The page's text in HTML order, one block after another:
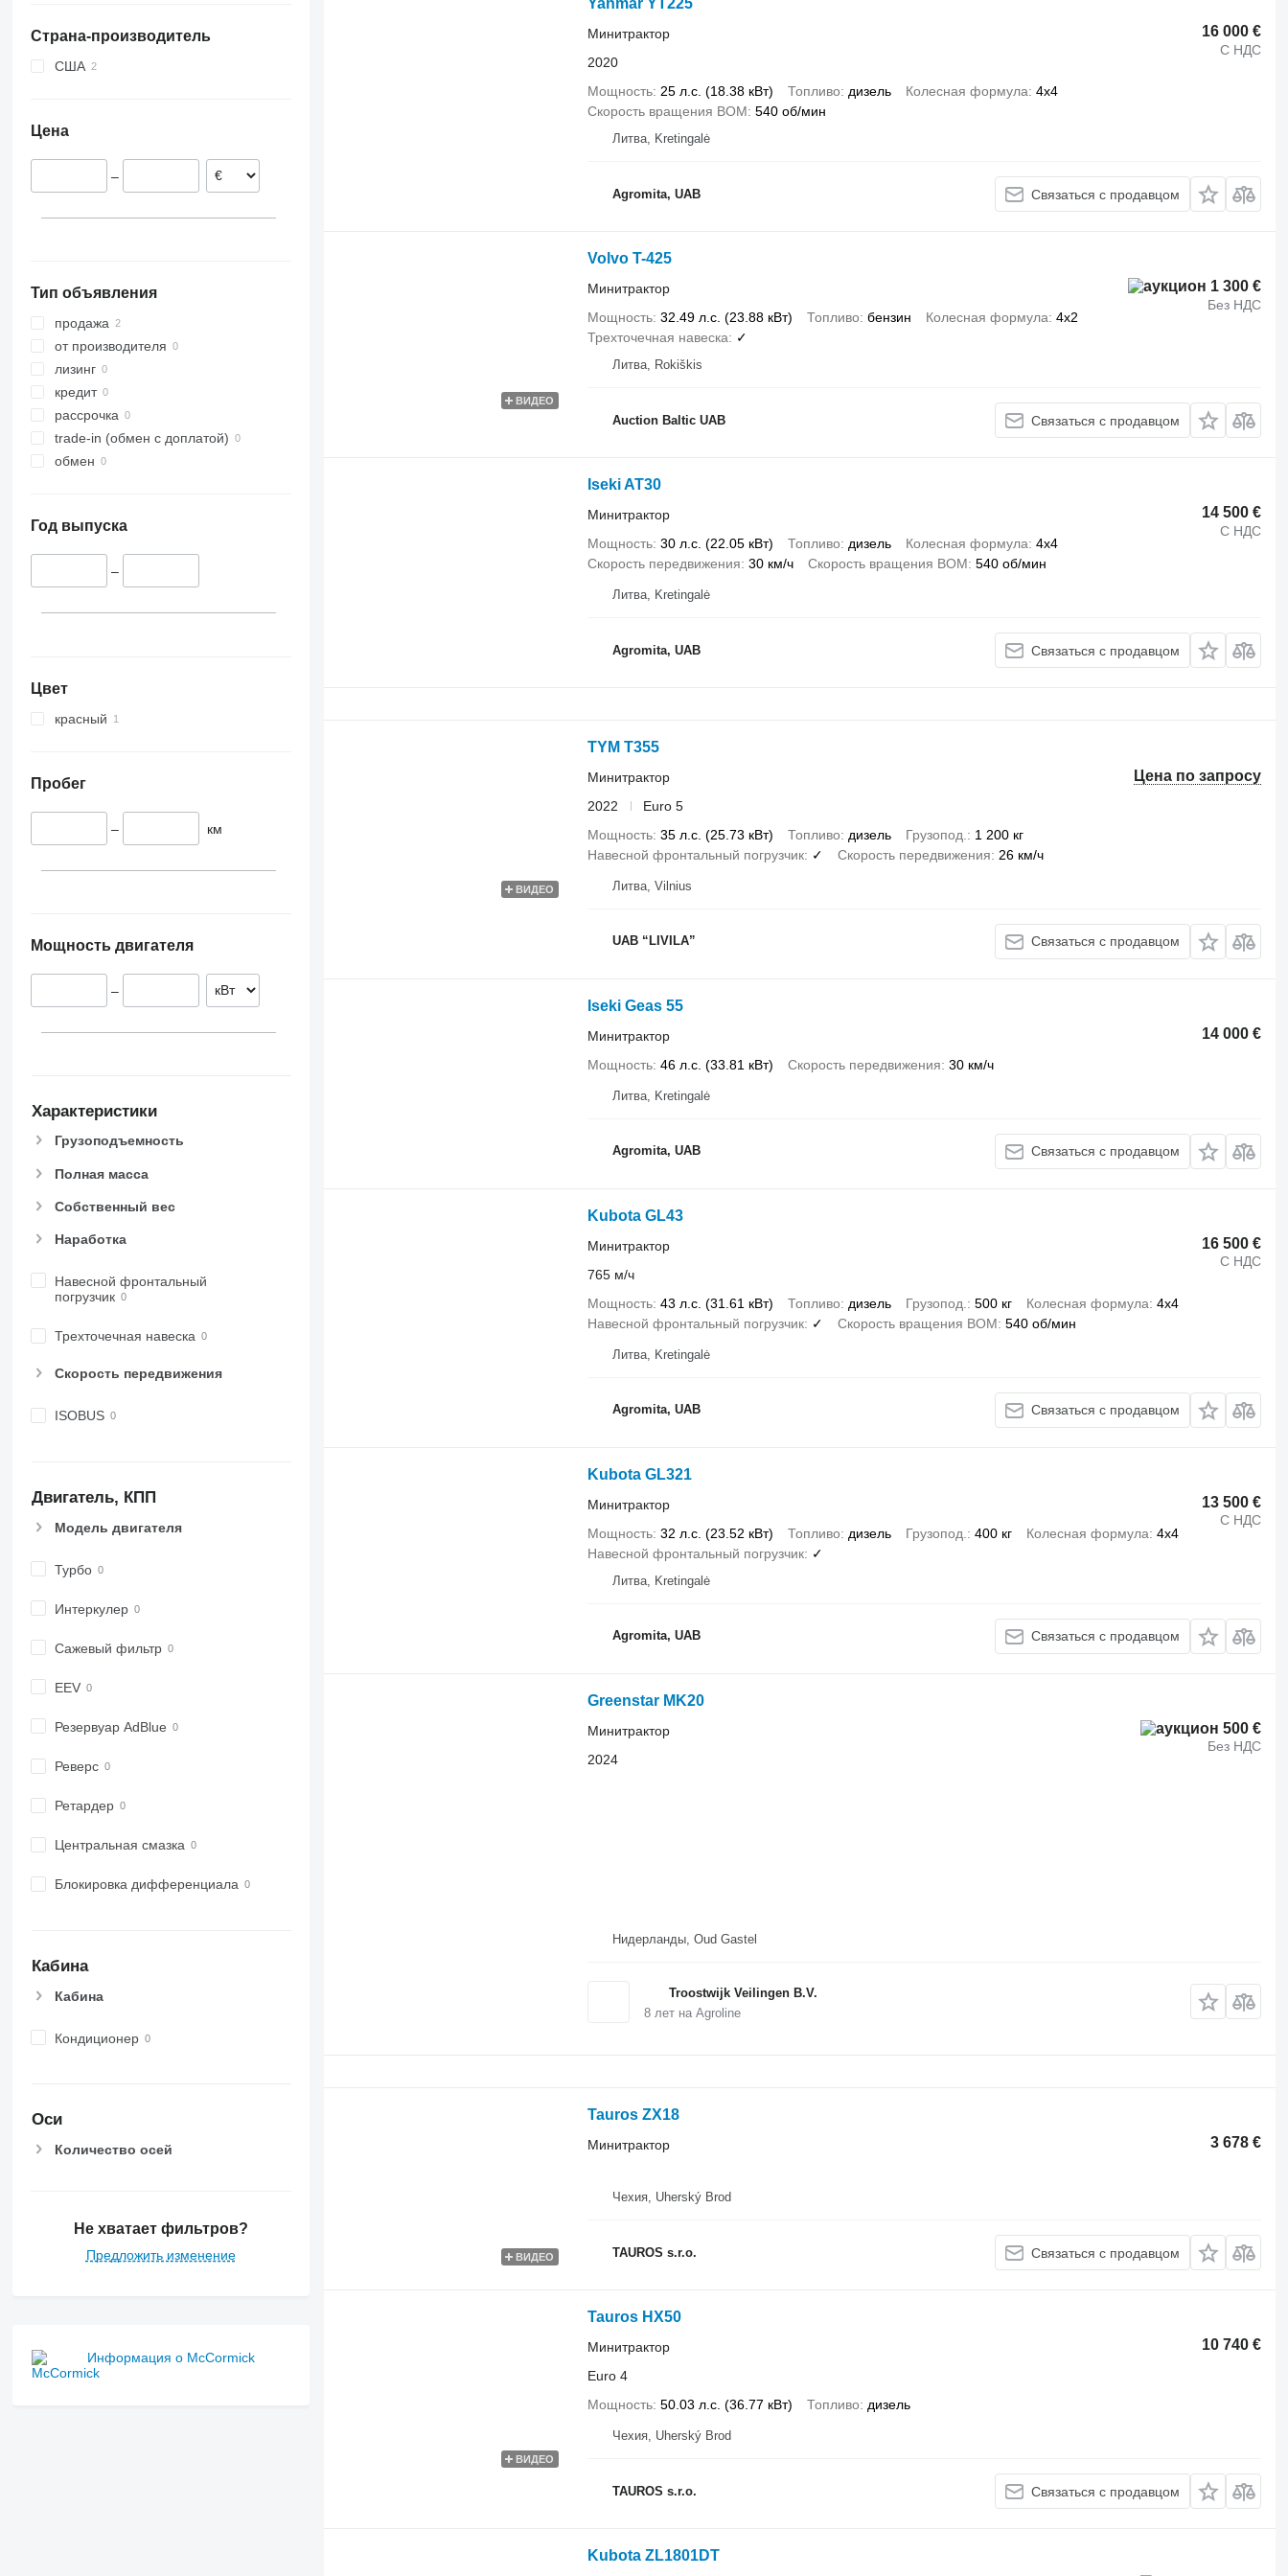
Страна-производитель
США
Цена
–
Тип объявления
продажа
от производителя
лизинг
кредит
рассрочка
trade-in (обмен с доплатой)
обмен
Год выпуска
–
Цвет
красный
Пробег
– км
Мощность двигателя
–
Характеристики
Грузоподъемность
Полная масса
Собственный вес
Наработка
Навесной фронтальный
погрузчик
Трехточечная навеска
Скорость передвижения
ISOBUS
Двигатель, КПП
Модель двигателя
Турбо
Интеркулер
Сажевый фильтр
EEV
Резервуар AdBlue
Реверс
Ретардер
Центральная смазка
Блокировка дифференциала
Кабина
Кабина
Кондиционер
Оси
Количество осей
Не хватает фильтров?
Предложить изменение
Информация о McCormick
Yanmar YT225
16 000 €
С НДС
Минитрактор
2020
Мощность 25 л.с. (18.38 кВт) Топливо дизель Колесная формула 4x4
Скорость вращения ВОМ 540 об/мин
Литва, Kretingalė
Agromita, UAB Связаться с продавцом
ВИДЕО
Volvo T-425
1 300 €
Без НДС
Минитрактор
Мощность 32.49 л.с. (23.88 кВт) Топливо бензин Колесная формула 4x2
Трехточечная навеска
✓
Литва, Rokiškis
Auction Baltic UAB Связаться с продавцом
Iseki AT30
14 500 €
С НДС
Минитрактор
Мощность 30 л.с. (22.05 кВт) Топливо дизель Колесная формула 4x4
Скорость передвижения 30 км/ч Скорость вращения ВОМ 540 об/мин
Литва, Kretingalė
Agromita, UAB Связаться с продавцом
ВИДЕО
TYM T355
Цена по запросу
Минитрактор
2022
Euro 5
Мощность 35 л.с. (25.73 кВт) Топливо дизель Грузопод.
1 200 кг
Навесной фронтальный погрузчик
✓ Скорость передвижения 26 км/ч
Литва, Vilnius
UAB “LIVILA” Связаться с продавцом
Iseki Geas 55
14 000 €
Минитрактор
Мощность 46 л.с. (33.81 кВт) Скорость передвижения 30 км/ч
Литва, Kretingalė
Agromita, UAB Связаться с продавцом
Kubota GL43
16 500 €
С НДС
Минитрактор
765 м/ч
Мощность 43 л.с. (31.61 кВт) Топливо дизель Грузопод. 500 кг Колесная формула 4x4
Навесной фронтальный погрузчик
✓ Скорость вращения ВОМ 540 об/мин
Литва, Kretingalė
Agromita, UAB Связаться с продавцом
Kubota GL321
13 500 €
С НДС
Минитрактор
Мощность 32 л.с. (23.52 кВт) Топливо дизель Грузопод. 400 кг Колесная формула 4x4
Навесной фронтальный погрузчик
✓
Литва, Kretingalė
Agromita, UAB Связаться с продавцом
Greenstar MK20
500 €
Без НДС
Минитрактор
2024
Нидерланды, Oud Gastel
Troostwijk Veilingen B.V.
8лет на Agroline
ВИДЕО
Tauros ZX18
3 678 €
Минитрактор
Чехия, Uherský Brod
TAUROS s.r.o. Связаться с продавцом
ВИДЕО
Tauros HX50
10 740 €
Минитрактор
Euro 4
Мощность 50.03 л.с. (36.77 кВт) Топливо дизель
Чехия, Uherský Brod
TAUROS s.r.o. Связаться с продавцом
Kubota ZL1801DT